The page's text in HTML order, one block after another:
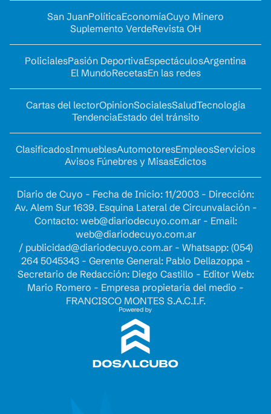
San JuanPolíticaEconomíaCuyo Minero
Suplemento VerdeRevista OH
PolicialesPasión DeportivaEspectáculosArgentina
El MundoRecetasEn las redes
Cartas del lectorOpinionSocialesSaludTecnología
TendenciaEstado del tránsito
ClasificadosInmueblesAutomotoresEmpleosServicios
Avisos Fúnebres y MisasEdictos
Diario de Cuyo - Fecha de Inicio: 11/2003 - Dirección:
Av. Alem Sur 1639. Esquina Lateral de Circunvalación -
Contacto: web@diariodecuyo.com.ar- Email:
web@diariodecuyo.com.ar
/ publicidad@diariodecuyo.com.ar- Whatsapp: (054)
264 5045343 - Gerente General: Pablo Dellazoppa -
Secretario de Redacción: Diego Castillo - Editor Web:
Mario Romero - Empresa propietaria del medio -
FRANCISCO MONTES S.A.C.I.F.